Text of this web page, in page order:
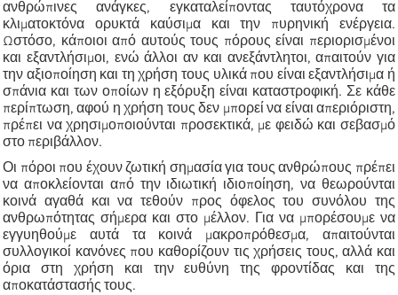
ανθρώπινες ανάγκες, εγκαταλείποντας ταυτόχρονα τα
κλιματοκτόνα ορυκτά καύσιμα και την πυρηνική ενέργεια.
Ωστόσο, κάποιοι από αυτούς τους πόρους είναι περιορισμένοι
και εξαντλήσιμοι, ενώ άλλοι αν και ανεξάντλητοι, απαιτούν για
την αξιοποίηση και τη χρήση τους υλικά που είναι εξαντλήσιμα ή
σπάνια και των οποίων η εξόρυξη είναι καταστροφική. Σε κάθε
περίπτωση, αφού η χρήση τους δεν μπορεί να είναι απεριόριστη,
πρέπει να χρησιμοποιούνται προσεκτικά, με φειδώ και σεβασμό
στο περιβάλλον.
Οι πόροι που έχουν ζωτική σημασία για τους ανθρώπους πρέπει
να αποκλείονται από την ιδιωτική ιδιοποίηση, να θεωρούνται
κοινά αγαθά και να τεθούν προς όφελος του συνόλου της
ανθρωπότητας σήμερα και στο μέλλον. Για να μπορέσουμε να
εγγυηθούμε αυτά τα κοινά μακροπρόθεσμα, απαιτούνται
συλλογικοί κανόνες που καθορίζουν τις χρήσεις τους, αλλά και
όρια στη χρήση και την ευθύνη της φροντίδας και της
αποκατάστασής τους.